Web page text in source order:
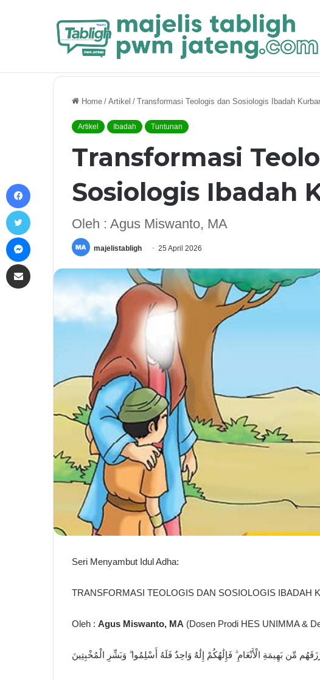
Breaking News
Nasab Nabi Muhammad ﷺ dan Keluarga Terdekat
Home / Artikel / Transformasi Teologis dan Sosiologis Ibadah
Artikel Ibadah Tuntunan
Transformasi
Sosiologis Ibadah
Oleh : Agus Miswanto, MA
majelistabligh 25 April 2026
Seri Menyambut Idul Adha:
TRANSFORMASI TEOLOGIS DAN SOSIOLOGIS IBADAH
Oleh : Agus Miswanto, MA (Dosen Prodi HES UNIMMA &
مِّن بَهِيمَةِ الْأَنْعَامِ ۗ فَإِلَٰهُكُمْ إِلَٰهٌ وَاحِدٌ فَلَهُ أَسْلِمُوا ۗ وَبَشِّرِ الْمُخْبِتِينَ